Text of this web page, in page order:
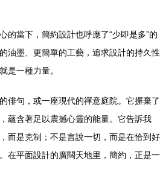
的當下，簡約設計也呼應了“少即是多”的
油墨、更簡單的工藝，追求設計的持久性
是一種力量。
俳句，或一座現代的禪意庭院。它摒棄了
蘊含著足以震撼心靈的能量。它告訴我
而是克制；不是言說一切，而是在恰到好
在平面設計的廣闊天地里，簡約，正是一